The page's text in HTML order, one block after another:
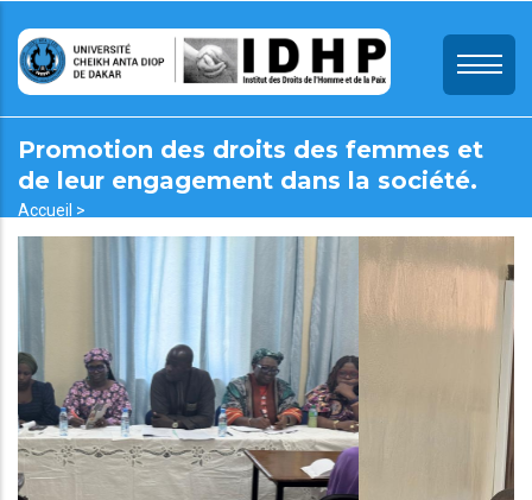
au
contenu
Promotion des droits des femmes et
de leur engagement dans la société.
Fil
Accueil >
Promotion Des Droits Des Femmes Et De Leur Engagement Dans